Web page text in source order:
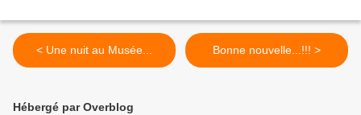
< Une nuit au Musée... Bonne nouvelle...!!! >
Hébergé par Overblog